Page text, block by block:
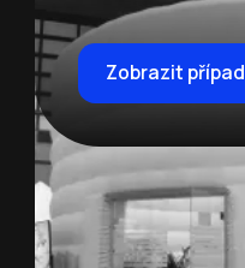
Zobrazit případ